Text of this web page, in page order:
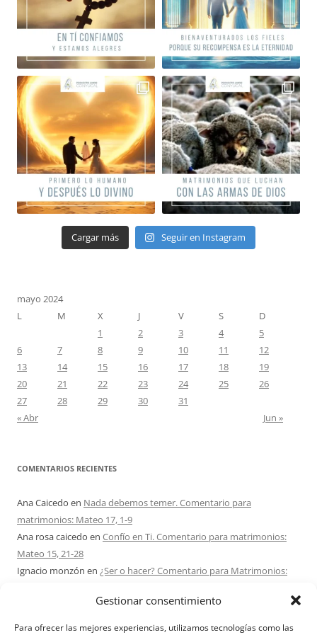
Gestionar consentimiento
Para ofrecer las mejores experiencias, utilizamos tecnologías como las
Cargar más Seguir en Instagram
mayo 2024
L
M X J V S
D
1
2 3 4
5
6
7 8 9 10 11
12
13
14 15 16 17 18
19
20
21 22 23 24 25
26
27
28 29 30
31
« Abr
Jun »
COMENTARIOS RECIENTES
Ana Caicedo en Nada debemos temer. Comentario para
matrimonios: Mateo 17, 1-9
Ana rosa caicedo en Confío en Ti. Comentario para matrimonios:
Mateo 15, 21-28
Ignacio monzón en ¿Ser o hacer? Comentario para Matrimonios:
Maria Asuncion Herrero Mendezen¿Ser o hacer? Comentario para
Matrimonios: Mateo 15, 1-2. 10-14